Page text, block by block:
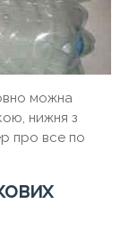
можна
нижня з
про все по